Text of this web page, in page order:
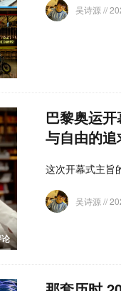
吴诗源 //
巴黎奥运
与自由的追
这次开幕式主旨
吴诗源 //